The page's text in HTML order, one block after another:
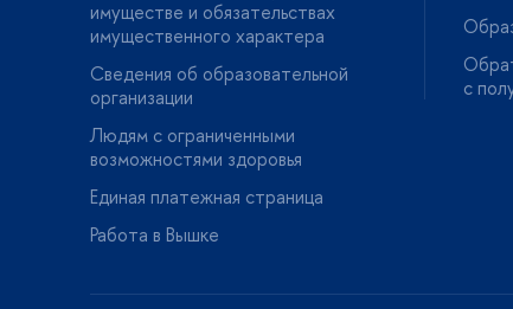
имуществе и обязательствах
имущественного характера
Сведения об образовательной
организации
Людям с ограниченными
озможностями здоровья
Единая платежная страница
Работа в Вышке
с